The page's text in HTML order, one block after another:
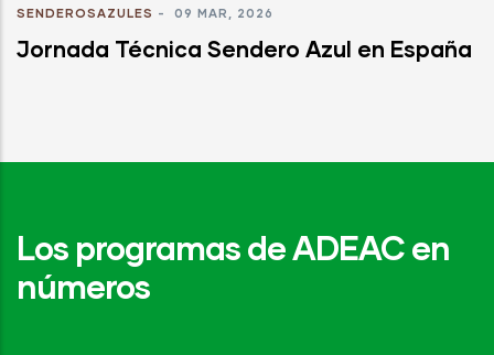
SENDEROSAZULES - 09 MAR, 2026
Jornada Técnica Sendero Azul en España
Los programas de ADEAC en
números